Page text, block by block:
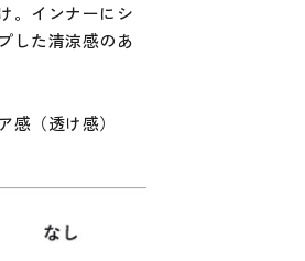
。インナーにシ
した清涼感のあ
（透け感）